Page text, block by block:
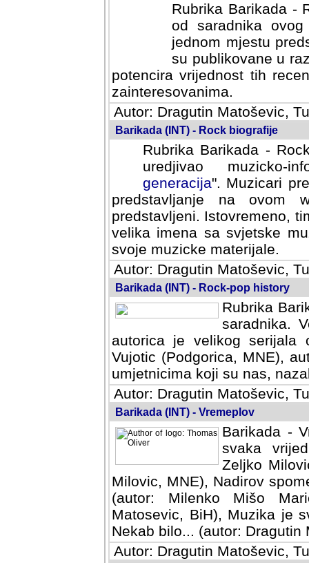
Rubrika Barikada -
od saradnika
jednom mjestu
su publikovane u
potencira vrijednost tih
zainteresovanima.
Autor: Dragutin Matoševic,
Barikada (INT) - Rock biografije
Rubrika Barikada -
uredjivao muzicko-
Muzicari predstavljeni u
na ovom web portalu
Istovremeno, tim nacinom
sa svjetske muzicke scene
materijale.
Autor: Dragutin Matoševic,
Barikada (INT) - Rock-pop history
Rubrika
saradnika.
autorica je velikog serijala
Vujotic (Podgorica, MNE),
umjetnicima koji su nas,
Autor: Dragutin Matoševic,
Barikada (INT) - Vremeplov
Barikada -
svaka
Milovic,
MNE), Nadirov spomenar
Milenko Mišo Maric, UK),
Muzika je svirala (autor:
(autor: Dragutin Matosevic,
Autor: Dragutin Matoševic,